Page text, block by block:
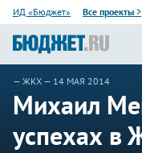
ИД «Бюджет» Все проекты >
— ЖКХ — 14 МАЯ 2014
Михаил
успехах в